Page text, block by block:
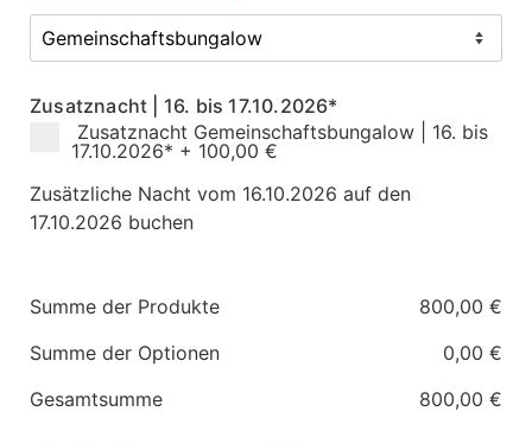
Zusatznacht | 16. bis 17.10.2026*
Zusatznacht Gemeinschaftsbungalow | 16. bis
17.10.2026* + 100,00 €
Zusätzliche Nacht vom 16.10.2026 auf den
17.10.2026 buchen
Summe der Produkte 800,00 €
Summe der Optionen
0,00 €
Gesamtsumme
800,00 €